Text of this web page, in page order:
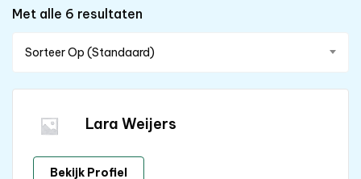
Met alle 6 resultaten
Sorteer Op (Standaard)
Lara Weijers
Bekijk Profiel